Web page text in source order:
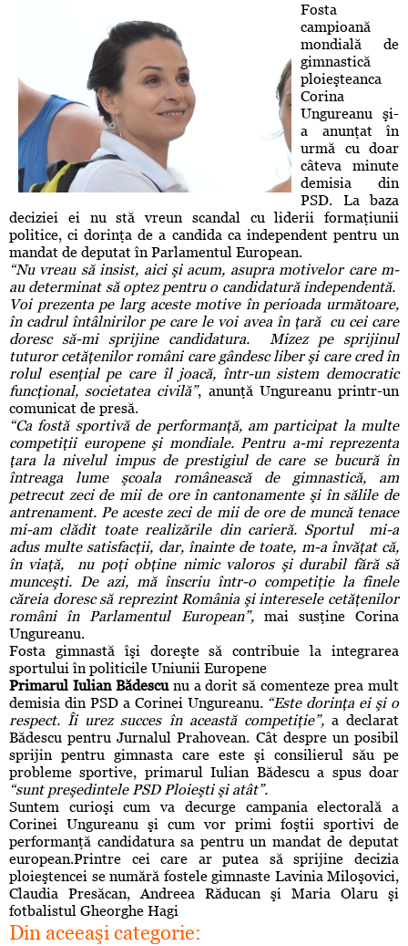
Fosta
campioană
mondială de
gimnastică
ploieşteanca
Corina
Ungureanu şi-
a anunţat în
urmă cu doar
câteva minute
demisia din
PSD. La baza
deciziei ei nu stă vreun scandal cu liderii formaţiunii
politice, ci dorinţa de a candida ca independent pentru un
mandat de deputat în Parlamentul European.
“Nu vreau să insist, aici şi acum, asupra motivelor care m-
au determinat să optez pentru o candidatură independentă.
Voi prezenta pe larg aceste motive în perioada următoare,
în cadrul întâlnirilor pe care le voi avea în ţară cu cei care
doresc să-mi sprijine candidatura. Mizez pe sprijinul
tuturor cetăţenilor români care gândesc liber şi care cred în
rolul esenţial pe care îl joacă, într-un sistem democratic
funcţional, societatea civilă”, anunţă Ungureanu printr-un
comunicat de presă.
“Ca fostă sportivă de performanţă, am participat la multe
competiţii europene şi mondiale. Pentru a-mi reprezenta
ţara la nivelul impus de prestigiul de care se bucură în
întreaga lume şcoala românească de gimnastică, am
petrecut zeci de mii de ore în cantonamente şi în sălile de
antrenament. Pe aceste zeci de mii de ore de muncă tenace
mi-am clădit toate realizările din carieră. Sportul mi-a
adus multe satisfacţii, dar, înainte de toate, m-a învăţat că,
în viaţă, nu poţi obţine nimic valoros şi durabil fără să
munceşti. De azi, mă înscriu într-o competiţie la finele
căreia doresc să reprezint România şi interesele cetăţenilor
români în Parlamentul European”,mai susţine Corina
Ungureanu.
Fosta gimnastă îşi doreşte să contribuie la integrarea
sportului în politicile Uniunii Europene
Primarul Iulian Bădescu nu a dorit să comenteze prea mult
demisia din PSD a Corinei Ungureanu. “Este dorinţa ei şi o
respect. Îi urez succes în această competiţie”,a declarat
Bădescu pentru Jurnalul Prahovean. Cât despre un posibil
sprijin pentru gimnasta care este şi consilierul său pe
probleme sportive, primarul Iulian Bădescu a spus doar
“sunt preşedintele PSD Ploieşti şi atât”.
Suntem curioşi cum va decurge campania electorală a
Corinei Ungureanu şi cum vor primi foştii sportivi de
performanţă candidatura sa pentru un mandat de deputat
european.Printre cei care ar putea să sprijine decizia
ploieştencei se numără fostele gimnaste Lavinia Miloşovici,
Claudia Presăcan, Andreea Răducan şi Maria Olaru şi
fotbalistul Gheorghe Hagi
Din aceeaşi categorie: